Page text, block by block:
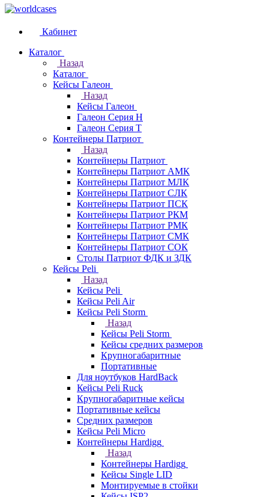
Кабинет
Каталог
Назад
Каталог
Кейсы Галеон
Назад
Кейсы Галеон
Галеон Серия Н
Галеон Серия Т
Контейнеры Патриот
Назад
Контейнеры Патриот
Контейнеры Патриот АМК
Контейнеры Патриот МЛК
Контейнеры Патриот CЛК
Контейнеры Патриот ПСК
Контейнеры Патриот РКМ
Контейнеры Патриот РМК
Контейнеры Патриот СМК
Контейнеры Патриот СОК
Столы Патриот ФДК и ЗДК
Кейсы Peli
Назад
Кейсы Peli
Кейсы Peli Air
Кейсы Peli Storm
Назад
Кейсы Peli Storm
Кейсы средних размеров
Крупногабаритные
Портативные
Для ноутбуков HardBack
Кейсы Peli Ruck
Крупногабаритные кейсы
Портативные кейсы
Средних размеров
Кейсы Peli Micro
Контейнеры Hardigg
Назад
Контейнеры Hardigg
Кейсы Single LID
Монтируемые в стойки